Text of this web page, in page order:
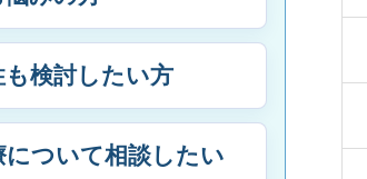
検討したい方
ついて相談したい